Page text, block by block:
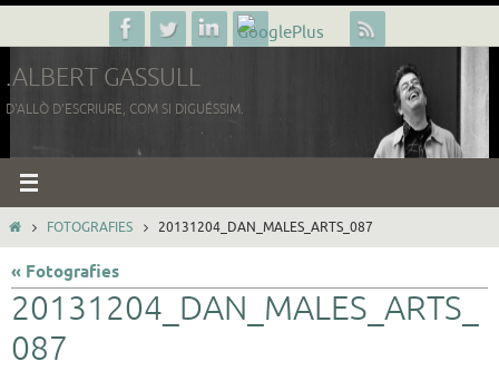
to
content
.ALBERT GASSULL
D'ALLÒ D'ESCRIURE, COM SI DIGUÉSSIM.
HOMEFOTOGRAFIES 20131204_DAN_MALES_ARTS_087
« Fotografies
20131204_DAN_MALES_ARTS_
087